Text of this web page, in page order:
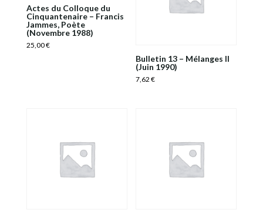
Actes du Colloque du
Cinquantenaire – Francis
Jammes, Poète
(Novembre 1988)
25,00€
Bulletin 13 – Mélanges II
(Juin 1990)
7,62€